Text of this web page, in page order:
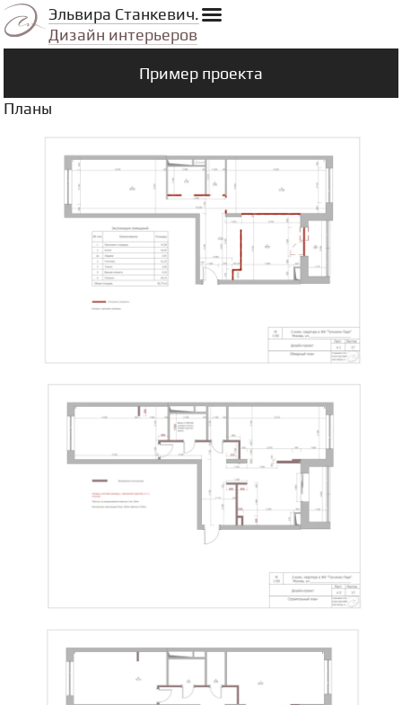
Эльвира Станкевич.
Дизайн интерьеров
Пример проекта
Планы